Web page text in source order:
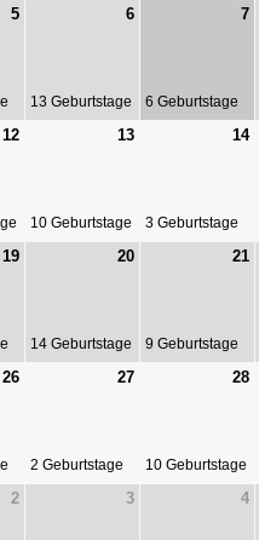
5 6
13 Geburtstage
7
6 Geburtstage
12 13
10 Geburtstage
14
3 Geburtstage
19 20
14 Geburtstage
21
9 Geburtstage
26 27
2 Geburtstage
28
10 Geburtstage
2 3 4